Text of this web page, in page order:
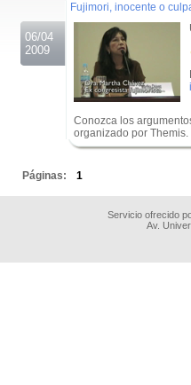
06/04
2009
Fujimori, inocente o
Conozca los
organizado por Themis.
Páginas: 1
Servicio ofrecido
Av.